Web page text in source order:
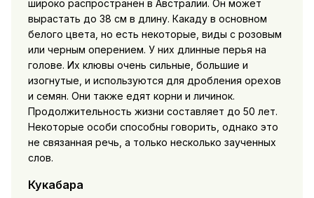
широко распространен в Австралии. Он может
вырастать до 38 см в длину. Какаду в основном
белого цвета, но есть некоторые, виды с розовым
или черным оперением. У них длинные перья на
голове. Их клювы очень сильные, большие и
изогнутые, и используются для дробления орехов
и семян. Они также едят корни и личинок.
Продолжительность жизни составляет до 50 лет.
Некоторые особи способны говорить, однако это
не связанная речь, а только несколько заученных
слов.
Кукабара